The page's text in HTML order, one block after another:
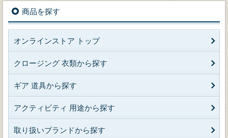
商品を探す
オンラインストア トップ
クロージング 衣類から探す
ギア 道具から探す
アクティビティ 用途から探す
取り扱いブランドから探す